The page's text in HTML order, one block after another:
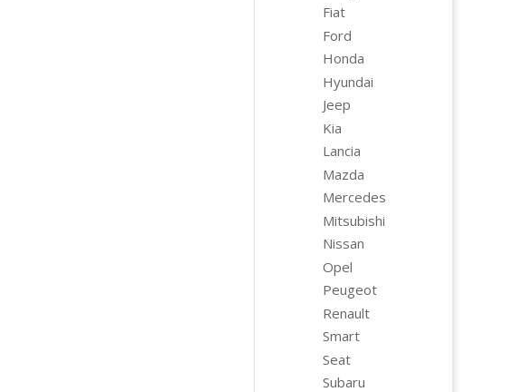
Fiat
Ford
Honda
Hyundai
Jeep
Kia
Lancia
Mazda
Mercedes
Mitsubishi
Nissan
Opel
Peugeot
Renault
Smart
Seat
Subaru